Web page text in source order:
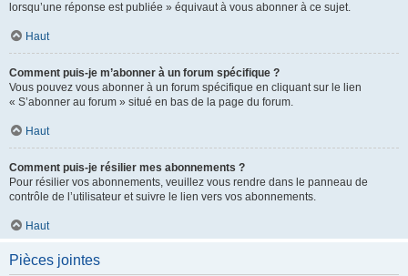
lorsqu’une réponse est publiée » équivaut à vous abonner à ce sujet.
Haut
Comment puis-je m’abonner à un forum spécifique ?
Vous pouvez vous abonner à un forum spécifique en cliquant sur le lien
« S’abonner au forum » situé en bas de la page du forum.
Haut
Comment puis-je résilier mes abonnements ?
Pour résilier vos abonnements, veuillez vous rendre dans le panneau de
contrôle de l’utilisateur et suivre le lien vers vos abonnements.
Haut
Pièces jointes